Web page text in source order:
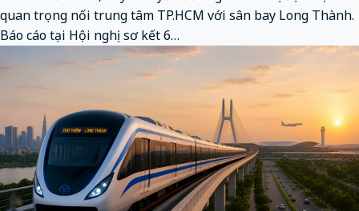
quan trọng nối trung tâm TP.HCM với sân bay Long Thành.
Báo cáo tại Hội nghị sơ kết 6…